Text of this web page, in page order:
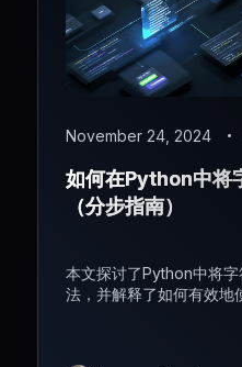
November 24, 2024
如何在Python中将
（分步指南）
本文探讨了Python中将
法，并解释了如何有效地